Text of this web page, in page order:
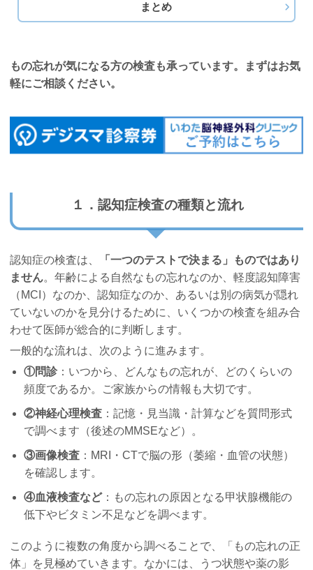
まとめ
もの忘れが気になる方の検査も承っています。まずはお気
軽にご相談ください。
１．認知症検査の種類と流れ
認知症の検査は、
「一つのテストで決まる」ものではあり
ません。年齢による自然なもの忘れなのか、軽度認知障害
（MCI）なのか、認知症なのか、あるいは別の病気が隠れ
ていないのかを見分けるために、いくつかの検査を組み合
わせて医師が総合的に判断します。
一般的な流れは、次のように進みます。
①問診：いつから、どんなもの忘れが、どのくらいの
頻度であるか。ご家族からの情報も大切です。
②神経心理検査 ：記憶・見当識・計算などを質問形式
で調べます（後述のMMSEなど）。
③画像検査 ：MRI・CTで脳の形（萎縮・血管の状態）
を確認します。
④血液検査など：もの忘れの原因となる甲状腺機能の
低下やビタミン不足などを調べます。
このように複数の角度から調べることで、「もの忘れの正
体」を見極めていきます。なかには、うつ状態や薬の影